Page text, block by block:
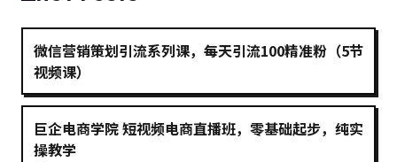
微信营销策划引流系列课，每天引流100精准粉（5节
视频课）
巨企电商学院 短视频电商直播班，零基础起步，纯实
操教学